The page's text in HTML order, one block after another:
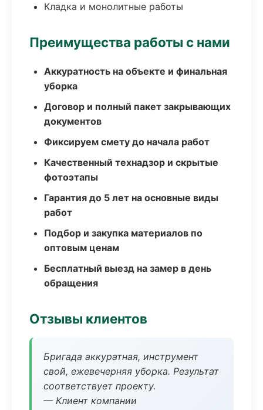
Кладка и монолитные работы
Преимущества работы с нами
Аккуратность на объекте и финальная
уборка
Договор и полный пакет закрывающих
документов
Фиксируем смету до начала работ
Качественный технадзор и скрытые
фотоэтапы
Гарантия до 5 лет на основные виды
работ
Подбор и закупка материалов по
оптовым ценам
Бесплатный выезд на замер в день
обращения
Отзывы клиентов
Бригада аккуратная, инструмент
свой, ежевечерняя уборка. Результат
соответствует проекту.
— Клиент компании